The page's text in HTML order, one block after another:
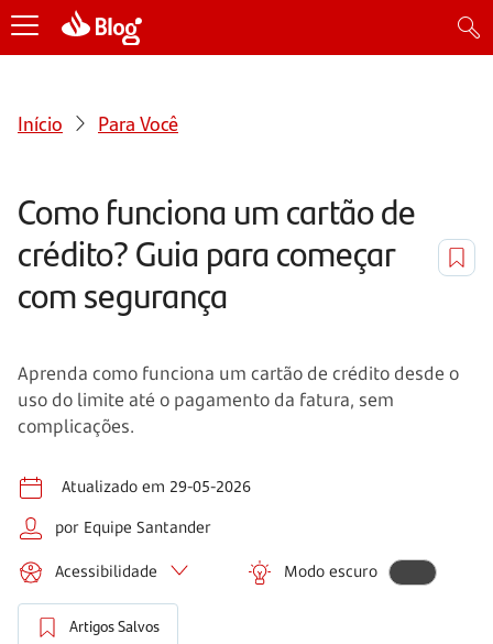
Início Para Você
Como funciona um cartão de
crédito? Guia para começar
com segurança
Aprenda como funciona um cartão de crédito desde o
uso do limite até o pagamento da fatura, sem
complicações.
Atualizado em 29-05-2026
por Equipe Santander
Acessibilidade Modo escuro
Artigos Salvos